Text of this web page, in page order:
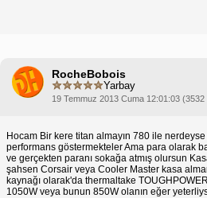
RocheBobois
Yarbay
19 Temmuz 2013 Cuma 12:01:03 (3532
Hocam Bir kere titan almayın 780 ile nerdeyse
performans göstermekteler Ama para olarak
ve gerçekten paranı sokağa atmış olursun
şahsen Corsair veya Cooler Master kasa
kaynağı olarak'da thermaltake
1050W veya bunun 850W olanın eğer